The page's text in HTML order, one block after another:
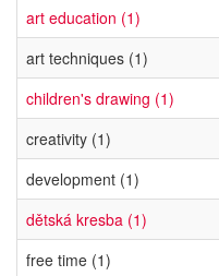
art education (1)
art techniques (1)
children's drawing (1)
creativity (1)
development (1)
dětská kresba (1)
free time (1)